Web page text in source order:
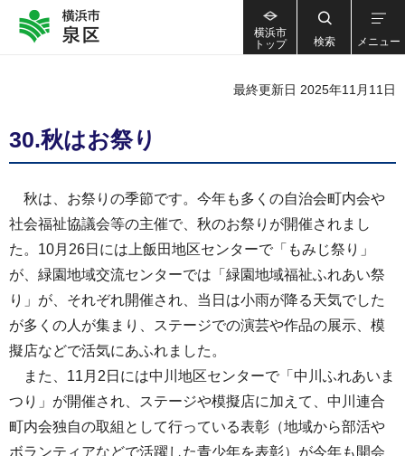
横浜市
トップ
検索 メニュー
最終更新日 2025年11月11日
30.秋はお祭り
秋は、お祭りの季節です。今年も多くの自治会町内会や
社会福祉協議会等の主催で、秋のお祭りが開催されまし
た。10月26日には上飯田地区センターで「もみじ祭り」
が、緑園地域交流センターでは「緑園地域福祉ふれあい祭
り」が、それぞれ開催され、当日は小雨が降る天気でした
が多くの人が集まり、ステージでの演芸や作品の展示、模
擬店などで活気にあふれました。
また、11月2日には中川地区センターで「中川ふれあいま
つり」が開催され、ステージや模擬店に加えて、中川連合
町内会独自の取組として行っている表彰（地域から部活や
ボランティアなどで活躍した青少年を表彰）が今年も開会